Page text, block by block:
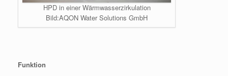
HPD in einer Wärmwasserzirkulation
Bild:AQON Water Solutions GmbH
Funktion